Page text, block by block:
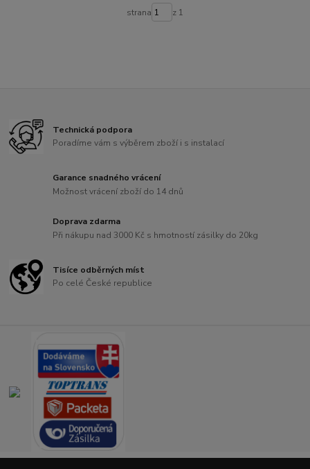
strana z 1
Technická podpora
Poradíme vám s výběrem zboží i s instalací
Garance snadného vrácení
Možnost vrácení zboží do 14 dnů
Doprava zdarma
Při nákupu nad 3000 Kč s hmotností zásilky do 20kg
Tisíce odběrných míst
Po celé České republice